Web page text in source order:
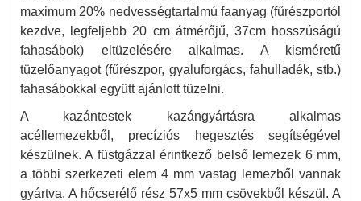
maximum 20% nedvességtartalmú faanyag (fűrészportól
kezdve, legfeljebb 20 cm átmérőjű, 37cm hosszúságú
fahasábok) eltüzelésére alkalmas. A kisméretű
tüzelőanyagot (fűrészpor, gyaluforgács, fahulladék, stb.)
fahasábokkal együtt ajánlott tüzelni.
A kazántestek kazángyártásra alkalmas
acéllemezekből, precíziós hegesztés segítségével
készülnek. A füstgázzal érintkező belső lemezek 6 mm,
a többi szerkezeti elem 4 mm vastag lemezből vannak
gyártva. A hőcserélő rész 57x5 mm csövekből készül. A